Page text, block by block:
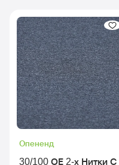
Опененд
30/100 ОЕ 2-х Нитки С